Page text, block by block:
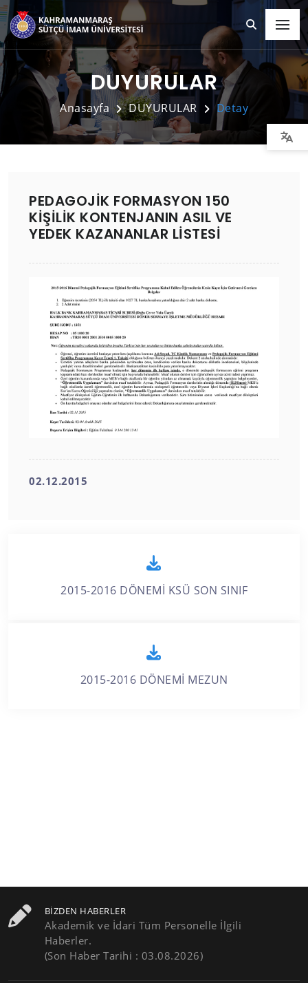
DUYURULAR
Anasayfa DUYURULAR Detay
PEDAGOJİK FORMASYON 150
KİŞİLİK KONTENJANIN ASIL VE
YEDEK KAZANANLAR LİSTESİ
02.12.2015
2015-2016 DÖNEMİ KSÜ SON SINIF
2015-2016 DÖNEMİ MEZUN
BIZDEN HABERLER
Akademik ve İdari Tüm Personelle İlgili
Haberler.
(Son Haber Tarihi : 03.08.2026)